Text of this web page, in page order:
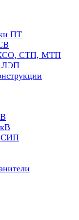
ПТ
СТП, МТП
ЛЭП
СИП